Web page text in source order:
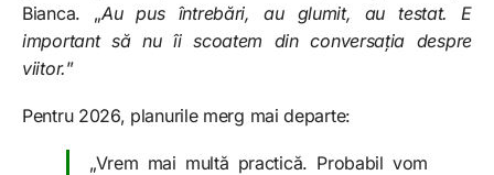
Bianca. „Au pus întrebări, au glumit, au testat. E
important să nu îi scoatem din conversația despre
viitor.”
Pentru 2026, planurile merg mai departe:
„Vrem mai multă practică. Probabil vom